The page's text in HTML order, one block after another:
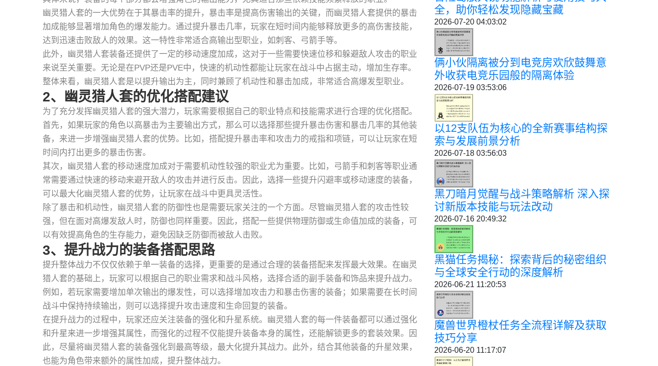
幽灵猎人套的一大优势在于其暴击率的提升，暴击率是提高伤害输出的关键，而幽灵猎人套提供的暴击
加成能够显著增加角色的爆发能力。通过提升暴击几率，玩家在短时间内能够释放更多的高伤害技能，
达到迅速击败敌人的效果。这一特性非常适合高输出型职业，如刺客、弓箭手等。
此外，幽灵猎人套装备还提供了一定的移动速度加成，这对于一些需要快速位移和躲避敌人攻击的职业
来说至关重要。无论是在PVP还是PVE中，快速的机动性都能让玩家在战斗中占据主动，增加生存率。
整体来看，幽灵猎人套是以提升输出为主，同时兼顾了机动性和暴击加成，非常适合高爆发型职业。
2、幽灵猎人套的优化搭配建议
为了充分发挥幽灵猎人套的强大潜力，玩家需要根据自己的职业特点和技能需求进行合理的优化搭配。
首先，如果玩家的角色以高暴击为主要输出方式，那么可以选择那些提升暴击伤害和暴击几率的其他装
备，来进一步增强幽灵猎人套的优势。比如，搭配提升暴击率和攻击力的戒指和项链，可以让玩家在短
时间内打出更多的暴击伤害。
其次，幽灵猎人套的移动速度加成对于需要机动性较强的职业尤为重要。比如，弓箭手和刺客等职业通
常需要通过快速的移动来避开敌人的攻击并进行反击。因此，选择一些提升闪避率或移动速度的装备，
可以最大化幽灵猎人套的优势，让玩家在战斗中更具灵活性。
除了暴击和机动性，幽灵猎人套的防御性也是需要玩家关注的一个方面。尽管幽灵猎人套的攻击性较
强，但在面对高爆发敌人时，防御也同样重要。因此，搭配一些提供物理防御或生命值加成的装备，可
以有效提高角色的生存能力，避免因缺乏防御而被敌人击败。
3、提升战力的装备搭配思路
提升整体战力不仅仅依赖于单一装备的选择，更重要的是通过合理的装备搭配来发挥最大效果。在幽灵
猎人套的基础上，玩家可以根据自己的职业需求和战斗风格，选择合适的副手装备和饰品来提升战力。
例如，若玩家需要增加单次输出的爆发性，可以选择增加攻击力和暴击伤害的装备；如果需要在长时间
战斗中保持持续输出，则可以选择提升攻击速度和生命回复的装备。
在提升战力的过程中，玩家还应关注装备的强化和升星系统。幽灵猎人套的每一件装备都可以通过强化
和升星来进一步增强其属性，而强化的过程不仅能提升装备本身的属性，还能解锁更多的套装效果。因
此，尽量将幽灵猎人套的装备强化到最高等级，最大化提升其战力。此外，结合其他装备的升星效果，
也能为角色带来额外的属性加成，提升整体战力。
全，助你轻松发现隐藏宝藏
2026-07-20 04:03:02
俩小伙隔离被分到电竞房欢欣鼓舞意
外收获电竞乐园般的隔离体验
2026-07-19 03:53:06
以12支队伍为核心的全新赛事结构探
索与发展前景分析
2026-07-18 03:56:03
黑刀暗月觉醒与战斗策略解析 深入探
讨新版本技能与玩法改动
2026-07-16 20:49:32
黑猫任务揭秘：探索背后的秘密组织
与全球安全行动的深度解析
2026-06-21 11:20:53
魔兽世界橙杖任务全流程详解及获取
技巧分享
2026-06-20 11:17:07